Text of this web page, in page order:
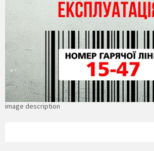
image description